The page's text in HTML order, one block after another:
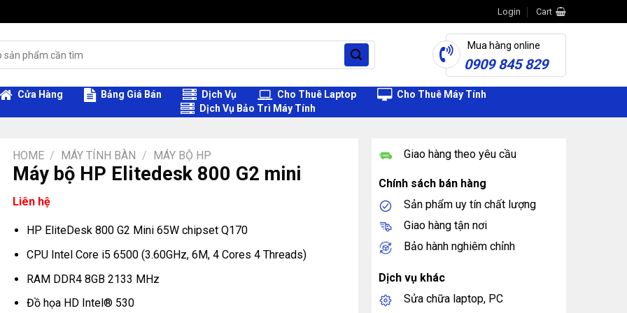
Login Cart
Mua hàng online
0909 845 829
Cửa Hàng Bảng Giá Bán Dịch Vụ Cho Thuê Laptop
Cho Thuê Máy Tính
Dịch Vụ Bảo Trì Máy Tính
HOME / MÁY TÍNH BÀN / MÁY BỘ HP
Máy bộ HP Elitedesk 800 G2 mini
Liên hệ
HP EliteDesk 800 G2 Mini 65W chipset Q170
CPU Intel Core i5 6500 (3.60GHz, 6M, 4 Cores 4 Threads)
RAM DDR4 8GB 2133 MHz
Đồ họa HD Intel® 530
Giao hàng theo yêu cầu
Chính sách bán hàng
Sản phẩm uy tín chất lượng
Giao hàng tận nơi
Bảo hành nghiêm chỉnh
Dịch vụ khác
Sửa chữa laptop, PC